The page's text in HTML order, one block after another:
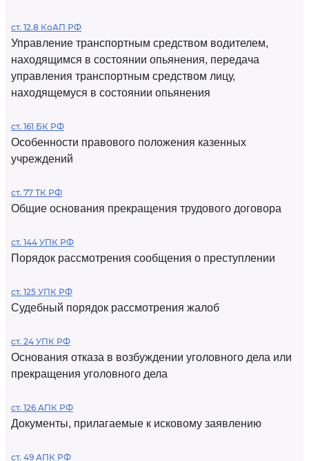
ст. 12.8 КоАП РФ
Управление транспортным средством водителем,
находящимся в состоянии опьянения, передача
управления транспортным средством лицу,
находящемуся в состоянии опьянения
ст. 161 БК РФ
Особенности правового положения казенных
учреждений
ст. 77 ТК РФ
Общие основания прекращения трудового договора
ст. 144 УПК РФ
Порядок рассмотрения сообщения о преступлении
ст. 125 УПК РФ
Судебный порядок рассмотрения жалоб
ст. 24 УПК РФ
Основания отказа в возбуждении уголовного дела или
прекращения уголовного дела
ст. 126 АПК РФ
Документы, прилагаемые к исковому заявлению
ст. 49 АПК РФ